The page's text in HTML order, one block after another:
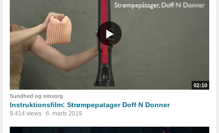
02:10
Sundhed og omsorg
Instruktionsfilm: Strømpepatager Doff N Donner
9.414 views 6. marts 2019